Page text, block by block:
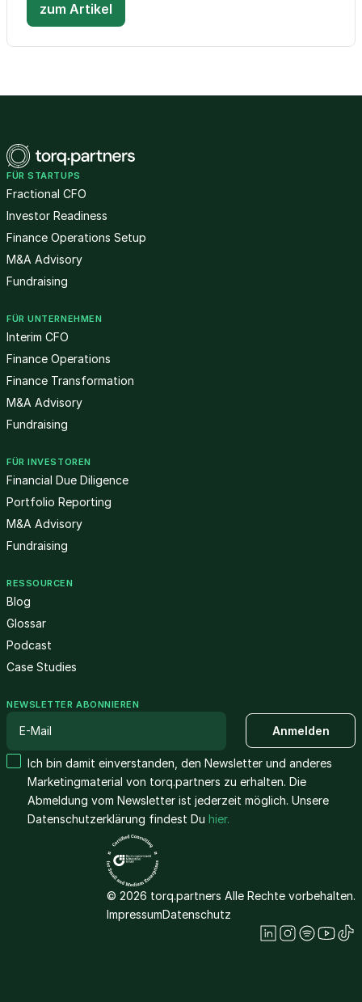
zum Artikel
FÜR STARTUPS
Fractional CFO
Investor Readiness
Finance Operations Setup
M&A Advisory
Fundraising
FÜR UNTERNEHMEN
Interim CFO
Finance Operations
Finance Transformation
M&A Advisory
Fundraising
FÜR INVESTOREN
Financial Due Diligence
Portfolio Reporting
M&A Advisory
Fundraising
RESSOURCEN
Blog
Glossar
Podcast
Case Studies
NEWSLETTER ABONNIEREN
Ich bin damit einverstanden, den Newsletter und anderes
Marketingmaterial von torq.partners zu erhalten. Die
Abmeldung vom Newsletter ist jederzeit möglich. Unsere
Datenschutzerklärung findest Du hier.
© 2026 torq.partners Alle Rechte vorbehalten.
ImpressumDatenschutz